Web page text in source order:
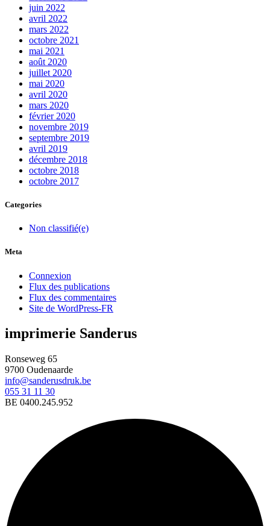
juin 2022
avril 2022
mars 2022
octobre 2021
mai 2021
août 2020
juillet 2020
mai 2020
avril 2020
mars 2020
février 2020
novembre 2019
septembre 2019
avril 2019
décembre 2018
octobre 2018
octobre 2017
Categories
Non classifié(e)
Meta
Connexion
Flux des publications
Flux des commentaires
Site de WordPress-FR
imprimerie Sanderus
Ronseweg 65
9700 Oudenaarde
info@sanderusdruk.be
055 31 11 30
BE 0400.245.952